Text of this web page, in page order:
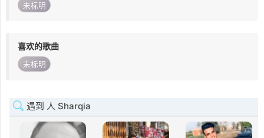
未标明
喜欢的歌曲
未标明
遇到 人 Sharqia